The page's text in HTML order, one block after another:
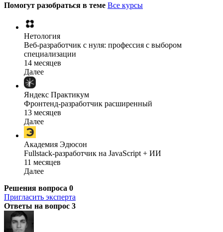
Помогут разобраться в теме Все курсы
Нетология
Веб-разработчик с нуля: профессия с выбором
специализации
14 месяцев
Далее
Яндекс Практикум
Фронтенд-разработчик расширенный
13 месяцев
Далее
Академия Эдюсон
Fullstack-разработчик на JavaScript + ИИ
11 месяцев
Далее
Решения вопроса 0
Пригласить эксперта
Ответы на вопрос 3